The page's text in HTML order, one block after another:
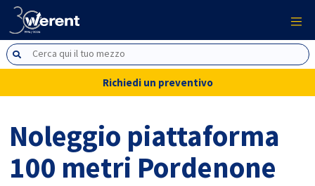
Richiedi un preventivo
Noleggio piattaforma
100 metri Pordenone